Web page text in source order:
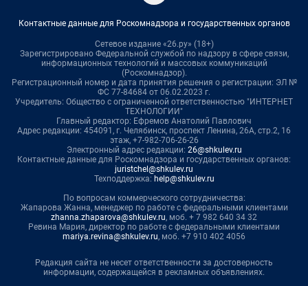
Контактные данные для Роскомнадзора и государственных органов
Сетевое издание «26.ру» (18+)
Зарегистрировано Федеральной службой по надзору в сфере связи,
информационных технологий и массовых коммуникаций
(Роскомнадзор).
Регистрационный номер и дата принятия решения о регистрации: ЭЛ №
ФС 77-84684 от 06.02.2023 г.
Учредитель: Общество с ограниченной ответственностью "ИНТЕРНЕТ
ТЕХНОЛОГИИ"
Главный редактор: Ефремов Анатолий Павлович
Адрес редакции: 454091, г. Челябинск, проспект Ленина, 26А, стр.2, 16
этаж, +7-982-706-26-26
Электронный адрес редакции: 26@shkulev.ru
Контактные данные для Роскомнадзора и государственных органов:
juristchel@shkulev.ru
Техподдержка: help@shkulev.ru
По вопросам коммерческого сотрудничества:
Жапарова Жанна, менеджер по работе с федеральными клиентами
zhanna.zhaparova@shkulev.ru, моб. + 7 982 640 34 32
Ревина Мария, директор по работе с федеральными клиентами
mariya.revina@shkulev.ru, моб. +7 910 402 4056
Редакция сайта не несет ответственности за достоверность
информации, содержащейся в рекламных объявлениях.